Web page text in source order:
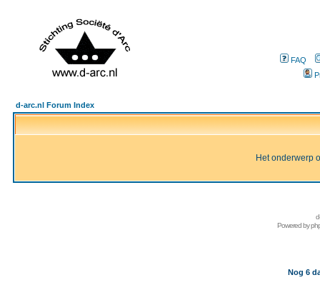
FAQ
d-arc.nl Forum Index
Het onderwerp
Powered by
Nog 6